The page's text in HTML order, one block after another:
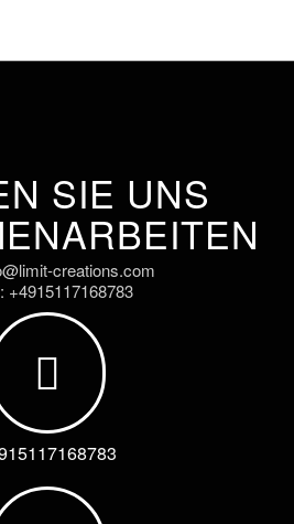
SIE UNS
creations.com
+4915117168783